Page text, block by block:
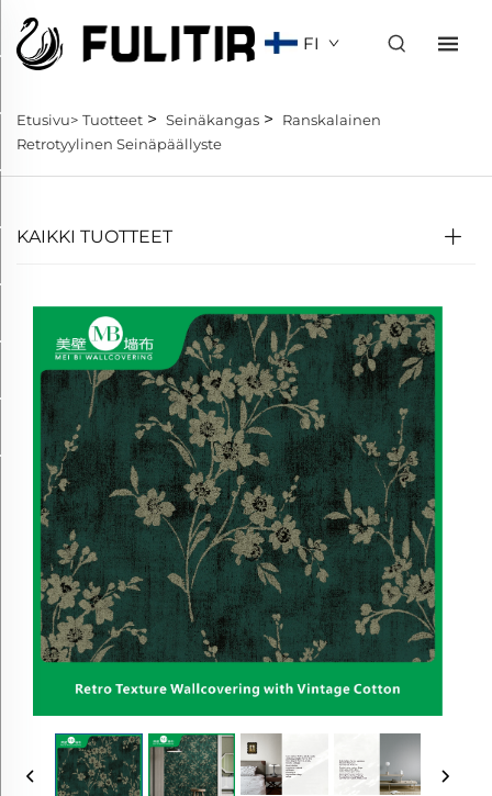
FI
Etusivu> Tuotteet > Seinäkangas >
Ranskalainen
Retrotyylinen Seinäpäällyste
KAIKKI TUOTTEET